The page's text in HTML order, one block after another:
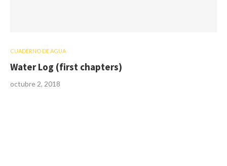
CUADERNO DE AGUA
Water Log (first chapters)
octubre 2, 2018